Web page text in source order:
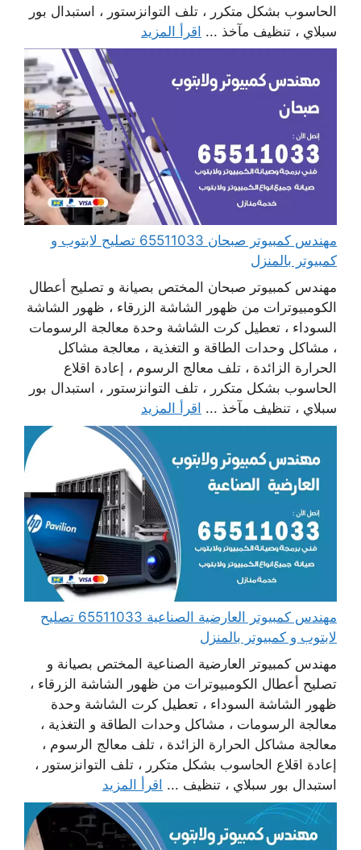
الحاسوب بشكل متكرر ، تلف التوانزستور ، استبدال بور
سبلاي ، تنظيف مآخذ ... اقرأ المزيد
مهندس كمبيوتر صبحان 65511033 تصليح لابتوب و
كمبيوتر بالمنزل
مهندس كمبيوتر صبحان المختص بصيانة و تصليح أعطال
الكومبيوترات من ظهور الشاشة الزرقاء ، ظهور الشاشة
السوداء ، تعطيل كرت الشاشة وحدة معالجة الرسومات
، مشاكل وحدات الطاقة و التغذية ، معالجة مشاكل
الحرارة الزائدة ، تلف معالج الرسوم ، إعادة اقلاع
الحاسوب بشكل متكرر ، تلف التوانزستور ، استبدال بور
سبلاي ، تنظيف مآخذ ... اقرأ المزيد
مهندس كمبيوتر العارضية الصناعية 65511033 تصليح
لابتوب و كمبيوتر بالمنزل
مهندس كمبيوتر العارضية الصناعية المختص بصيانة و
تصليح أعطال الكومبيوترات من ظهور الشاشة الزرقاء ،
ظهور الشاشة السوداء ، تعطيل كرت الشاشة وحدة
معالجة الرسومات ، مشاكل وحدات الطاقة و التغذية ،
معالجة مشاكل الحرارة الزائدة ، تلف معالج الرسوم ،
إعادة اقلاع الحاسوب بشكل متكرر ، تلف التوانزستور ،
استبدال بور سبلاي ، تنظيف ... اقرأ المزيد